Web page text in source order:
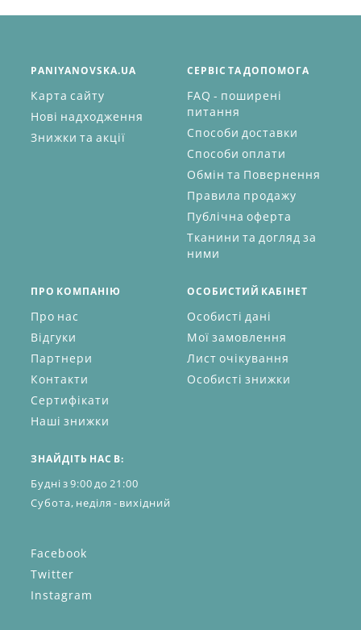
PANIYANOVSKA.UA
Карта сайту
Нові надходження
Знижки та акції
СЕРВІС ТА ДОПОМОГА
FAQ - поширені
питання
Способи доставки
Способи оплати
Обмін та Повернення
Правила продажу
Публічна оферта
Тканини та догляд за
ними
ПРО КОМПАНІЮ
Про нас
Відгуки
Партнери
Контакти
Сертифікати
Наші знижки
ОСОБИСТИЙ КАБІНЕТ
Особисті дані
Мої замовлення
Лист очікування
Особисті знижки
ЗНАЙДІТЬ НАС В:
Будні з 9:00 до 21:00
Субота, неділя - вихідний
Facebook
Twitter
Instagram